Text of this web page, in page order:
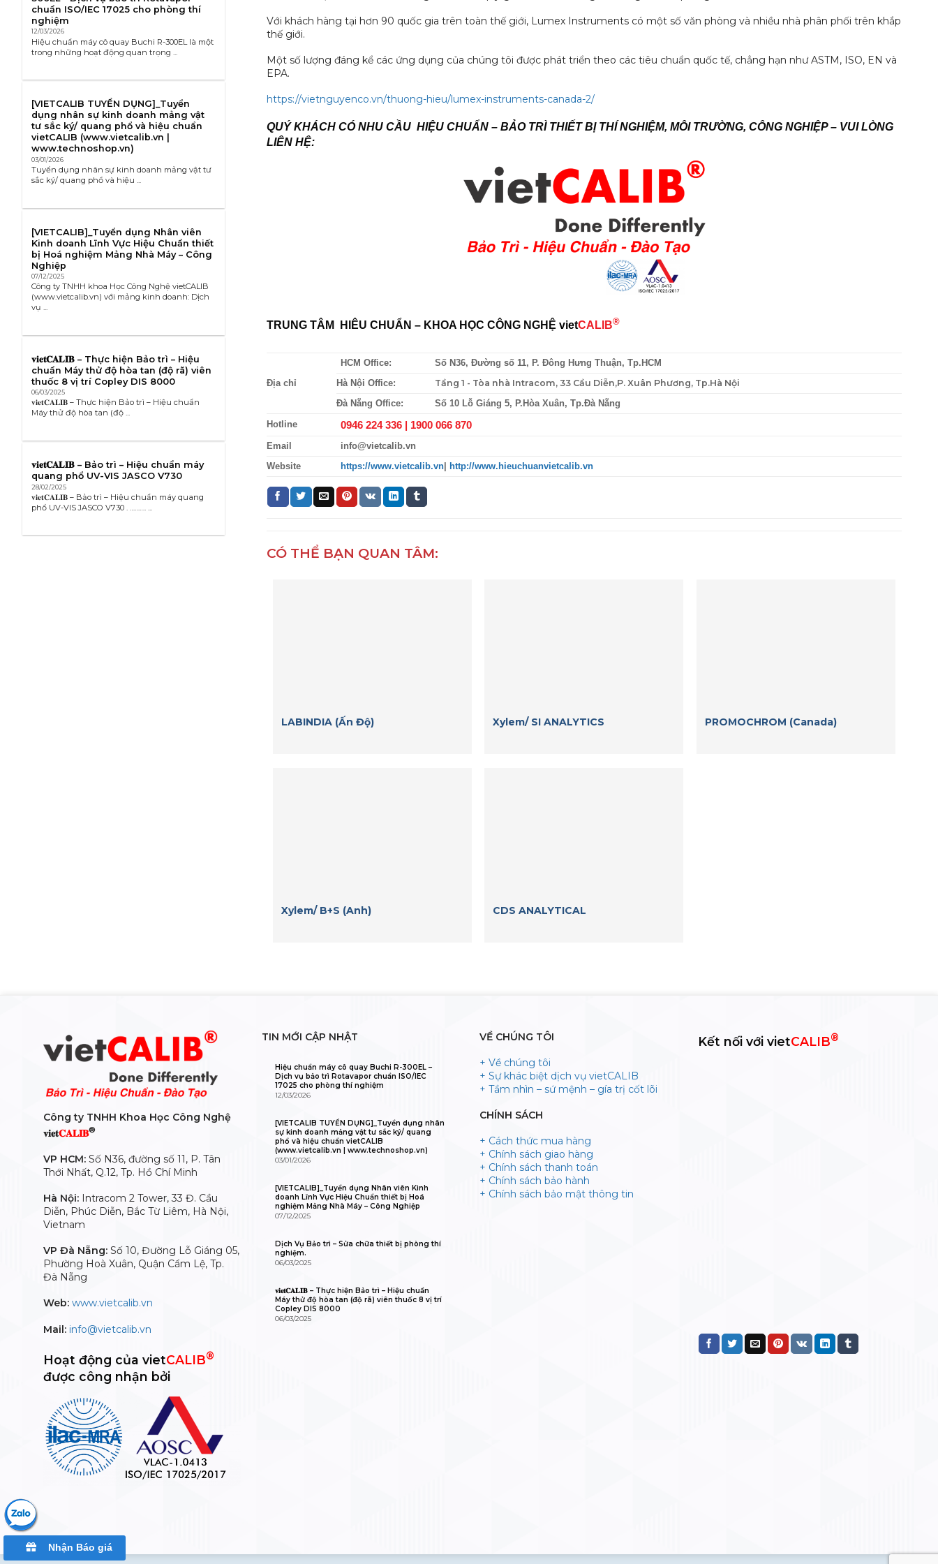
chuẩn ISO/IEC 17025 cho phòng thí
nghiệm
12/03/2026
Hiệu chuẩn máy cô quay Buchi R-300EL là một
trong những hoạt động quan trọng ...
[VIETCALIB TUYỂN DỤNG]_Tuyển
dụng nhân sự kinh doanh mảng vật
tư sắc ký/ quang phổ và hiệu chuẩn
vietCALIB (www.vietcalib.vn |
www.technoshop.vn)
03/01/2026
Tuyển dụng nhân sự kinh doanh mảng vật tư
sắc ký/ quang phổ và hiệu ...
[VIETCALIB]_Tuyển dụng Nhân viên
Kinh doanh Lĩnh Vực Hiệu Chuẩn thiết
bị Hoá nghiệm Mảng Nhà Máy – Công
Nghiệp
07/12/2025
Công ty TNHH khoa Học Công Nghệ vietCALIB
(www.vietcalib.vn) với mảng kinh doanh: Dịch
vụ ...
𝐯𝐢𝐞𝐭𝐂𝐀𝐋𝐈𝐁 – Thực hiện Bảo trì – Hiệu
chuẩn Máy thử độ hòa tan (độ rã) viên
thuốc 8 vị trí Copley DIS 8000
06/03/2025
𝐯𝐢𝐞𝐭𝐂𝐀𝐋𝐈𝐁 – Thực hiện Bảo trì – Hiệu chuẩn
Máy thử độ hòa tan (độ ...
𝐯𝐢𝐞𝐭𝐂𝐀𝐋𝐈𝐁 – Bảo trì – Hiệu chuẩn máy
quang phổ UV-VIS JASCO V730
28/02/2025
𝐯𝐢𝐞𝐭𝐂𝐀𝐋𝐈𝐁 – Bảo trì – Hiệu chuẩn máy quang
phổ UV-VIS JASCO V730 . ………. ...
Với khách hàng tại hơn 90 quốc gia trên toàn thế giới, Lumex Instruments có một số văn phòng và nhiều nhà phân phối trên khắp
thế giới.
Một số lượng đáng kể các ứng dụng của chúng tôi được phát triển theo các tiêu chuẩn quốc tế, chẳng hạn như ASTM, ISO, EN và
EPA.
https://vietnguyenco.vn/thuong-hieu/lumex-instruments-canada-2/
QUÝ KHÁCH CÓ NHU CẦU HIỆU CHUẨN – BẢO TRÌ THIẾT BỊ THÍ NGHIỆM, MÔI TRƯỜNG, CÔNG NGHIỆP – VUI LÒNG
LIÊN HỆ:
TRUNG TÂM HIÊU CHUẨN – KHOA HỌC CÔNG NGHỆ vietCALIB®
Địa chỉ
HCM Office: Số N36, Đường số 11, P. Đông Hưng Thuận, Tp.HCM
Hà Nội Office: Tầng 1 - Tòa nhà Intracom, 33 Cầu Diễn,P. Xuân Phương, Tp.Hà Nội
Đà Nẵng Office: Số 10 Lỗ Giáng 5, P.Hòa Xuân, Tp.Đà Nẵng
Hotline 0946 224 336 | 1900 066 870
Email info@vietcalib.vn
Website https://www.vietcalib.vn http://www.hieuchuanvietcalib.vn
CÓ THỂ BẠN QUAN TÂM:
LABINDIA (Ấn Độ) Xylem/ SI ANALYTICS PROMOCHROM (Canada)
Xylem/ B+S (Anh) CDS ANALYTICAL
Công ty TNHH Khoa Học Công Nghệ
𝐯𝐢𝐞𝐭𝐂𝐀𝐋𝐈𝐁®
VP HCM: Số N36, đường số 11, P. Tân
Thới Nhất, Q.12, Tp. Hồ Chí Minh
Hà Nội: Intracom 2 Tower, 33 Đ. Cầu
Diễn, Phúc Diễn, Bắc Từ Liêm, Hà Nội,
Vietnam
VP Đà Nẵng: Số 10, Đường Lỗ Giáng 05,
Phường Hoà Xuân, Quận Cẩm Lệ, Tp.
Đà Nẵng
Web: www.vietcalib.vn
Mail: info@vietcalib.vn
Hoạt động của vietCALIB®
được công nhận bởi
TIN MỚI CẬP NHẬT
Hiệu chuẩn máy cô quay Buchi R-300EL –
Dịch vụ bảo trì Rotavapor chuẩn ISO/IEC
17025 cho phòng thí nghiệm
12/03/2026
[VIETCALIB TUYỂN DỤNG]_Tuyển dụng nhân
sự kinh doanh mảng vật tư sắc ký/ quang
phổ và hiệu chuẩn vietCALIB
(www.vietcalib.vn | www.technoshop.vn)
03/01/2026
[VIETCALIB]_Tuyển dụng Nhân viên Kinh
doanh Lĩnh Vực Hiệu Chuẩn thiết bị Hoá
nghiệm Mảng Nhà Máy – Công Nghiệp
07/12/2025
Dịch Vụ Bảo trì – Sửa chữa thiết bị phòng thí
nghiệm.
06/03/2025
𝐯𝐢𝐞𝐭𝐂𝐀𝐋𝐈𝐁 – Thực hiện Bảo trì – Hiệu chuẩn
Máy thử độ hòa tan (độ rã) viên thuốc 8 vị trí
Copley DIS 8000
06/03/2025
VỀ CHÚNG TÔI
+ Về chúng tôi
+ Sự khác biệt dịch vụ vietCALIB
+ Tầm nhìn – sứ mệnh – gía trị cốt lõi
CHÍNH SÁCH
+ Cách thức mua hàng
+ Chính sách giao hàng
+ Chính sách thanh toán
+ Chính sách bảo hành
+ Chính sách bảo mật thông tin
Kết nối với vietCALIB®
Nhận Báo giá